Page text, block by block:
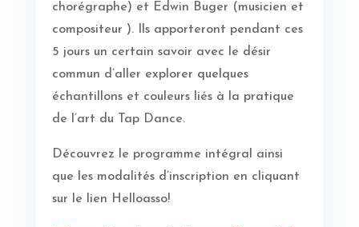
chorégraphe) et Edwin Buger (musicien et
compositeur ). Ils apporteront pendant ces
5 jours un certain savoir avec le désir
commun d’aller explorer quelques
échantillons et couleurs liés à la pratique
de l’art du Tap Dance.
Découvrez le programme intégral ainsi
que les modalités d’inscription en cliquant
sur le lien Helloasso!